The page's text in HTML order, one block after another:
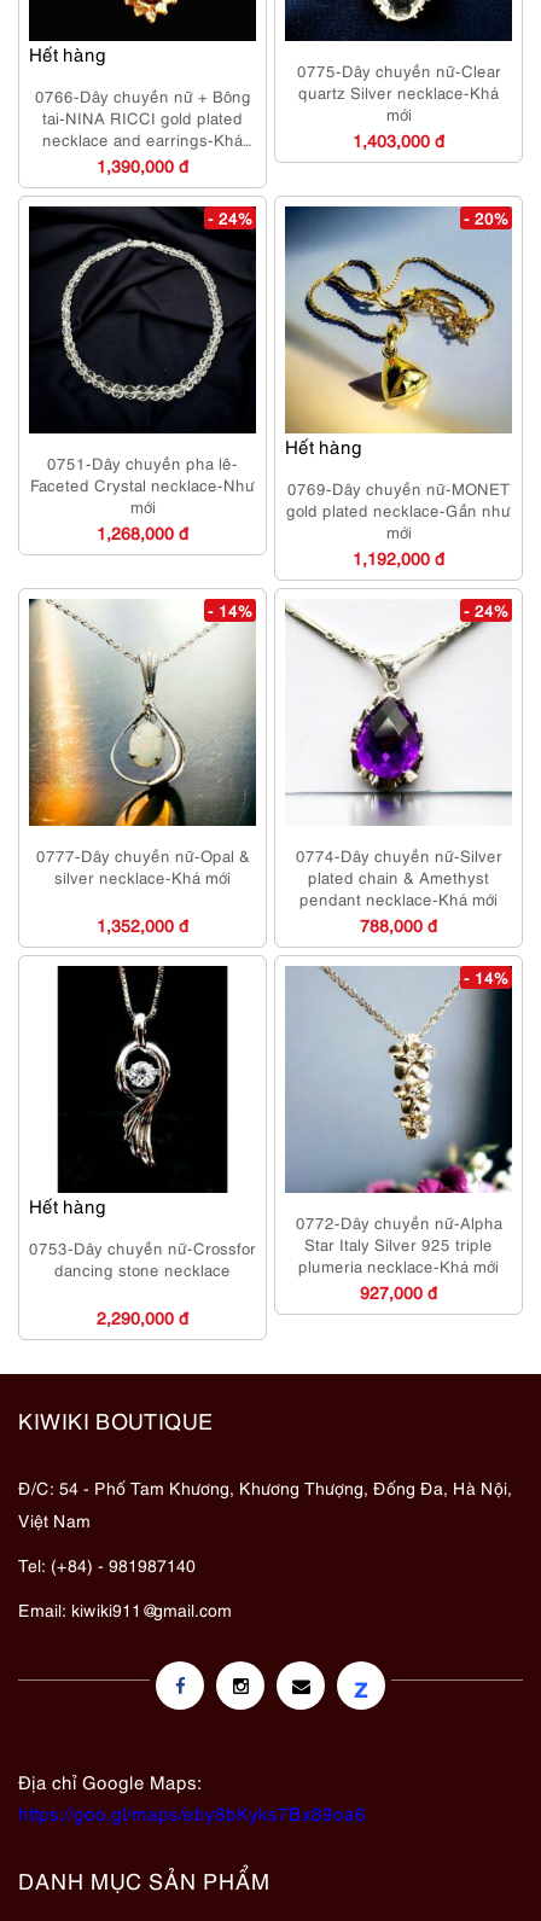
Hết hàng
0766-Dây chuyền nữ + Bông
tai-NINA RICCI gold plated
necklace and earrings-Khá
mới
1,390,000 đ
0775-Dây chuyền nữ-Clear
quartz Silver necklace-Khá
mới
1,403,000 đ
- 24%
0751-Dây chuyền pha lê-
Faceted Crystal necklace-Như
mới
1,268,000 đ
Hết hàng
- 20%
0769-Dây chuyền nữ-MONET
gold plated necklace-Gần như
mới
1,192,000 đ
- 14%
0777-Dây chuyền nữ-Opal &
silver necklace-Khá mới
1,352,000 đ
- 24%
0774-Dây chuyền nữ-Silver
plated chain & Amethyst
pendant necklace-Khá mới
788,000 đ
Hết hàng
0753-Dây chuyền nữ-Crossfor
dancing stone necklace
2,290,000 đ
- 14%
0772-Dây chuyền nữ-Alpha
Star Italy Silver 925 triple
plumeria necklace-Khá mới
927,000 đ
KIWIKI BOUTIQUE
Đ/C: 54 - Phố Tam Khương, Khương Thượng, Đống Đa, Hà Nội,
Việt Nam
Tel: (+84) - 981987140
Email: kiwiki911@gmail.com
z
Địa chỉ Google Maps:
https://goo.gl/maps/eby8bKyks7Bx89oa6
DANH MỤC SẢN PHẨM